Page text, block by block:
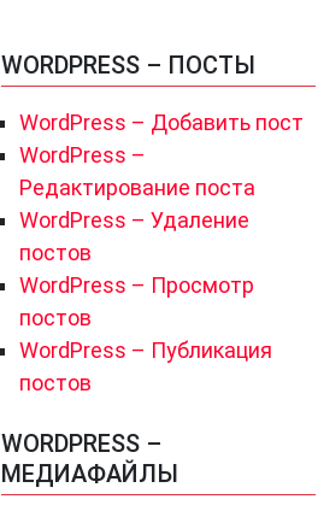
WORDPRESS – ПОСТЫ
WordPress – Добавить пост
WordPress –
Редактирование поста
WordPress – Удаление
постов
WordPress – Просмотр
постов
WordPress – Публикация
постов
WORDPRESS –
МЕДИАФАЙЛЫ